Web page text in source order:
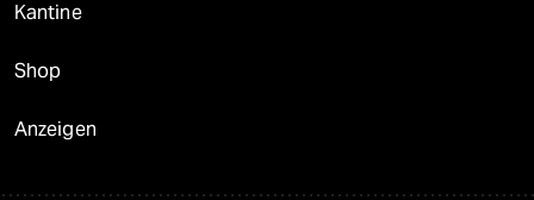
Kantine
Shop
Anzeigen